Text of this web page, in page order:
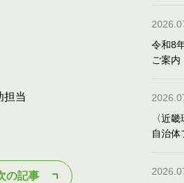
担当
の記事
令和8
ご案内
〈近
自治体